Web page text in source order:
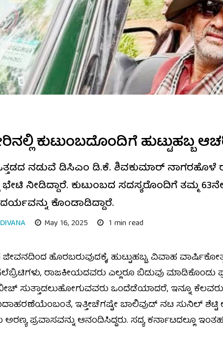
ಕುಟುಂಬದೊಂದಿಗೆ ಹುಟ್ಟುಹಬ್ಬ
ನಡುವೆ ಡಿಸಿಎಂ ಡಿ.ಕೆ. ಶಿವಕುಮಾರ್ ನಾಗರಹೊಳೆ
ನೀಡಿದ್ದಾರೆ. ಕುಟುಂಬದ ಸದಸ್ಯರೊಂದಿಗೆ ತಮ್ಮ
ಕೊಂಡಾಡಿದ್ದಾರೆ.
May 16, 2025 1 min read
ಹೊರಬರುವುದಕ್ಕೆ, ಹುಟ್ಟುಹಬ್ಬ, ವಿವಾಹ
ರಾಜಕೀಯದವರು ಎಲ್ಲರೂ ಬಿಡುವು ಮಾಡಿಕೊಂಡು
ಸುತ್ತಾಡಲುಹೋಗುವವರು ಒಂದೆಡೆಯಾದರೆ, ಇನ್ನೂ
ಇತ್ತೀಚೆಗಷ್ಟೇ ಬಾಲಿವುಡ್‌ ನಟ ಸುನಿಲ್‌
ಪ್ರವಾಸವನ್ನು ಆನಂದಿಸಿದ್ದರು. ಸದ್ಯ ಕರ್ನಾಟದಲ್ಲೂ